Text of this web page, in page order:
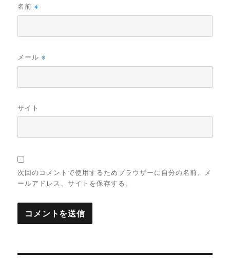
名前※
メール※
サイト
次回のコメントで使用するためブラウザーに自分の名前、メ
ールアドレス、サイトを保存する。